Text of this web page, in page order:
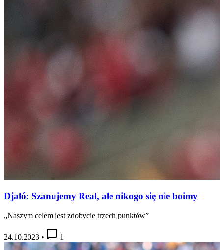
Djaló: Szanujemy Real, ale nikogo się nie boimy
„Naszym celem jest zdobycie trzech punktów”
24.10.2023 • 1